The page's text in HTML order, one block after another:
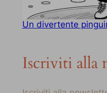
Un divertente
Iscriviti alla